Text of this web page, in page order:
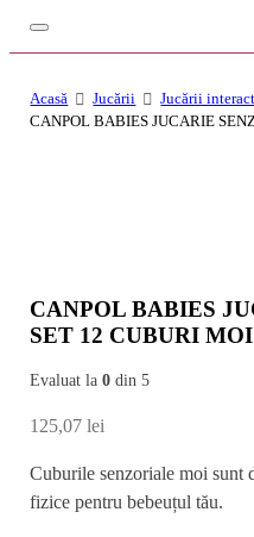
Acasă Jucării
Jucării
CANPOL BABIES JUCARIE
CANPOL BABIES
SET 12 CUBURI MOI
Evaluat la0 din 5
125,07lei
Cuburile senzoriale moi sunt
fizice pentru bebeuțul tău.